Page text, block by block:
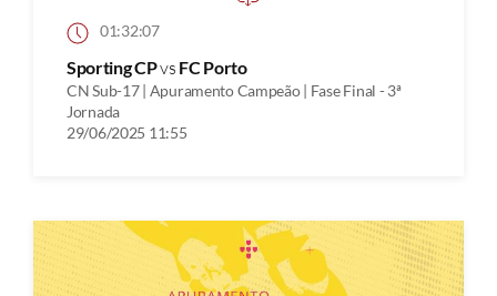
01:32:07
Sporting CPvs FC Porto
CN Sub-17 | Apuramento Campeão | Fase Final - 3ª
Jornada
29/06/2025 11:55